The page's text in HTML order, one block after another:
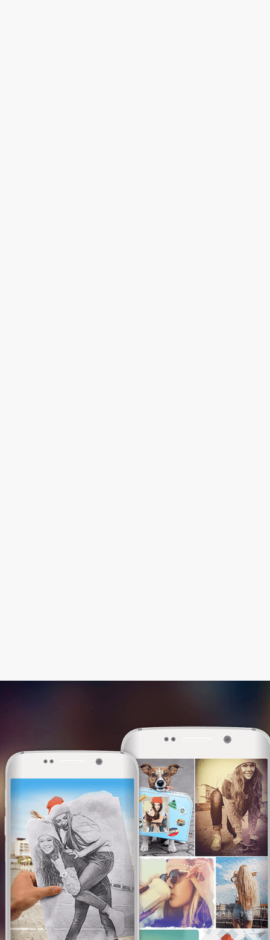
This website uses cookies. We use them to
give you the best experience. By continuing
browsing our website, you are consenting to
our use of cookies.I am OK with this